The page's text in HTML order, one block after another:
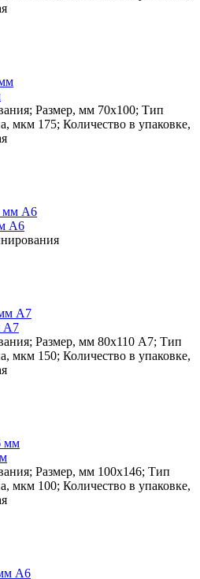
Размер, мм 70х100; Тип
мкм 175; Количество в упаковке,
А6
А7
Размер, мм 80х110 А7; Тип
мкм 150; Количество в упаковке,
Размер, мм 100х146; Тип
мкм 100; Количество в упаковке,